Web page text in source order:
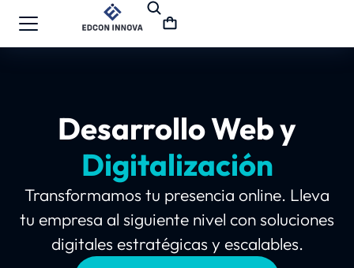
Desarrollo Web y
Digitalización
Transformamos tu presencia online. Lleva
tu empresa al siguiente nivel con soluciones
digitales estratégicas y escalables.